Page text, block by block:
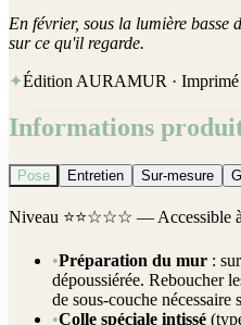
En février, sous la lumière
sur ce qu'il regarde.
✦Édition AURAMUR · Imprimé
Informations
Pose Entretien Sur-mesure
Niveau ⭐⭐☆☆☆ — Accessible
•Préparation du mur :
dépoussiérée. Reboucher
de sous-couche nécessaire
•Colle spéciale intissé